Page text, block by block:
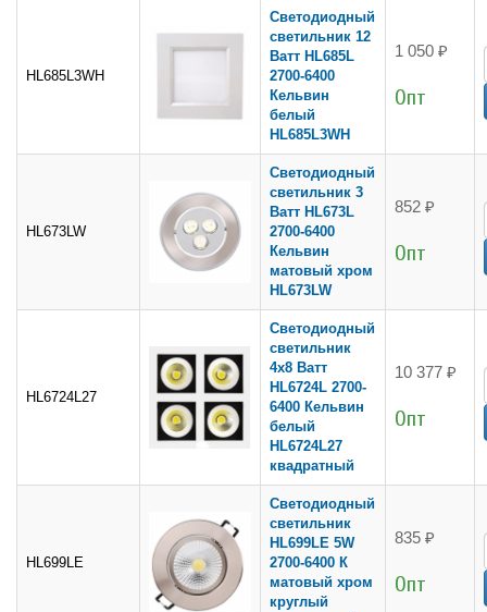
HL685L3WH
Светодиодный
светильник 12
Ватт HL685L
2700-6400
Кельвин
белый
HL685L3WH
1 050 ₽
Опт
HL673LW
Светодиодный
светильник 3
Ватт HL673L
2700-6400
Кельвин
матовый хром
HL673LW
852 ₽
Опт
HL6724L27
Светодиодный
светильник
4x8 Ватт
HL6724L 2700-
6400 Кельвин
белый
HL6724L27
квадратный
10 377 ₽
Опт
HL699LE
Светодиодный
светильник
HL699LE 5W
2700-6400 К
матовый хром
круглый
835 ₽
Опт